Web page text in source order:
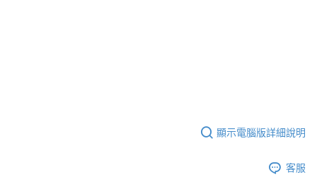
顯示電腦版詳細說明
客服